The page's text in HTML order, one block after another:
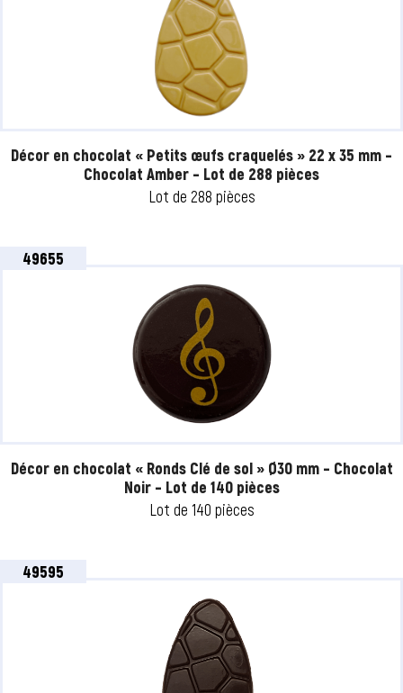
Décor en chocolat « Petits œufs craquelés » 22 x 35 mm –
Chocolat Amber – Lot de 288 pièces
Lot de 288 pièces
49655
Décor en chocolat « Ronds Clé de sol » Ø30 mm – Chocolat
Noir – Lot de 140 pièces
Lot de 140 pièces
49595